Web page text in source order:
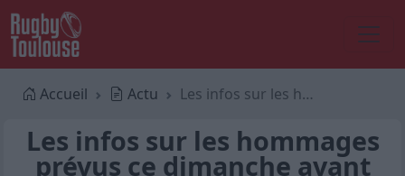
Accueil Actu Les infos sur les hommages prévus ce dimanche avant Toulouse La Rochelle
Les infos sur les hommages
prévus ce dimanche avant